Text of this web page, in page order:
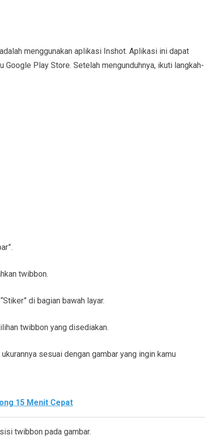
menggunakan aplikasi Inshot. Aplikasi ini dapat
Play Store. Setelah mengunduhnya, ikuti langkah-
twibbon.
di bagian bawah layar.
twibbon yang disediakan.
sesuai dengan gambar yang ingin kamu
15 Menit Cepat
twibbon pada gambar.